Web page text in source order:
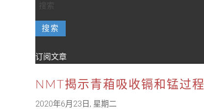
搜索
订阅文章
NMT揭示青葙吸收镉和锰过
2020年6月23日, 星期二